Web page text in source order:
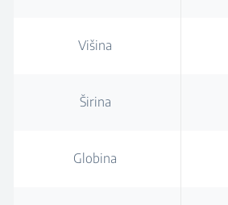
Višina
Širina
Globina